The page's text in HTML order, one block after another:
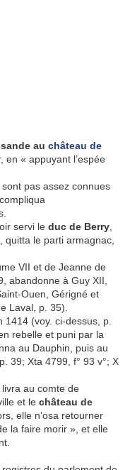
au château de
en « appuyant l’espée
pas assez connues
servi le duc de Berry
, quitta le parti armagnac,
VII et de Jeanne de
abandonne à Guy XII,
Ouen, Gérigné et
Laval, p. 35).
1414 (voy. ci-dessus, p.
rebelle et puni par la
au Dauphin, puis au
39; Xta 4799, f° 93 v°; X
au comte de
et le château de
elle n’osa retourner
la faire morir », et elle